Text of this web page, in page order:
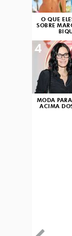
O QUE
SOBRE
MODA
ACIMA
4